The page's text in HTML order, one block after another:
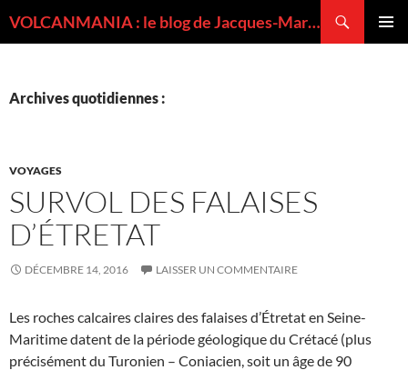
VOLCANMANIA : le blog de Jacques-Marie BARDINTZEFF, volcanologue
Archives quotidiennes :
VOYAGES
SURVOL DES FALAISES
D’ÉTRETAT
DÉCEMBRE 14, 2016 LAISSER UN COMMENTAIRE
Les roches calcaires claires des falaises d’Étretat en Seine-
Maritime datent de la période géologique du Crétacé (plus
précisément du Turonien – Coniacien, soit un âge de 90